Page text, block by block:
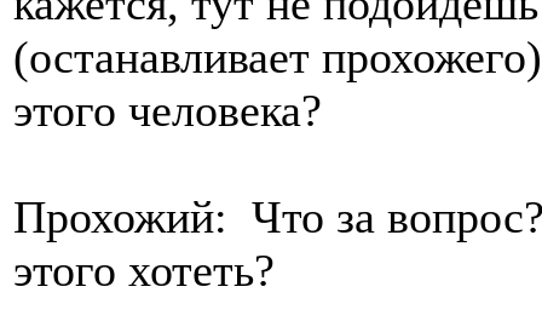
(останавливает
этого человека?
Прохожий: Что за
этого хотеть?